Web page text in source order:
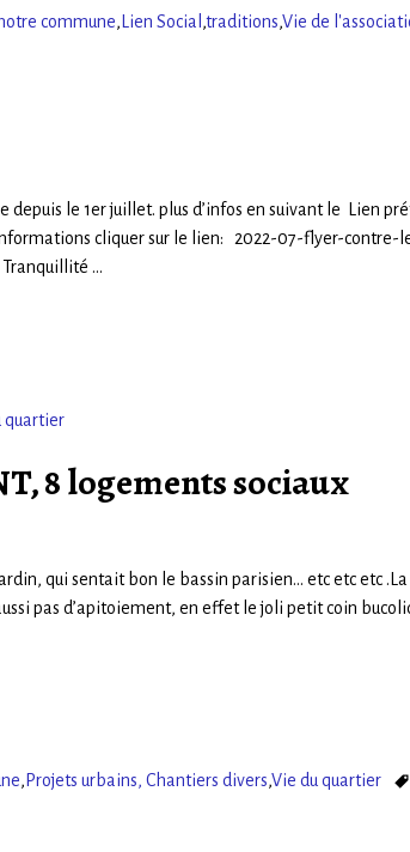
commune, Lien Social ,traditions,Vie de
depuis le 1er juillet. plus d’infos en suivant le Lien
cliquer sur le lien: 2022-07-flyer-contre-
Tranquillité …
quartier
8 logements sociaux
qui sentait bon le bassin parisien… etc etc etc
pas d’apitoiement, en effet le joli petit coin
, Projets urbains, Chantiers divers,Vie du quartier